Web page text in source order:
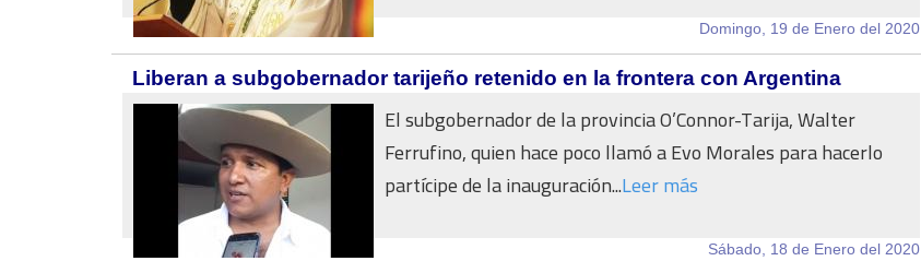
Domingo, 19 de Enero del 2020
Liberan a subgobernador tarijeño retenido en la frontera con Argentina
El subgobernador de la provincia O’Connor-Tarija, Walter
Ferrufino, quien hace poco llamó a Evo Morales para hacerlo
partícipe de la inauguración...Leer más
Sábado, 18 de Enero del 2020